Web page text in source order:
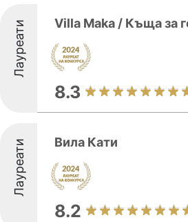
Лауреати Villa Maka / Къща за
8.3
Лауреати Вила Кати
8.2